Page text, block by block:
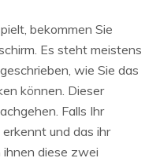
bekommen Sie
Es steht meistens
wie Sie das
können. Dieser
Falls Ihr
und das ihr
ihnen diese zwei